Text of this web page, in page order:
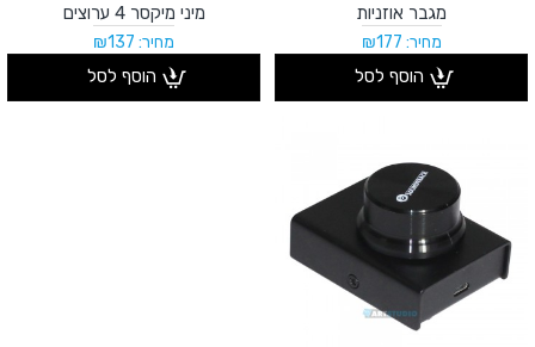
מגבר אוזניות
מחיר: ₪177
הוסף לסל
מיני מיקסר 4 ערוצים
מחיר: ₪137
הוסף לסל